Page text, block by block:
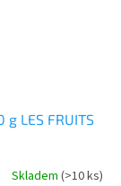
LES FRUITS
Skladem (>10 ks)